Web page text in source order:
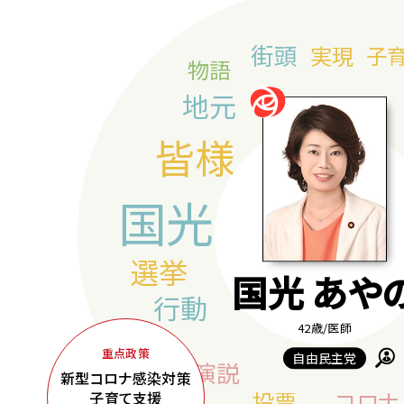
国光 あや
42歳/医師
自由民主党
重点政策
新型コロナ感染対策
子育て支援